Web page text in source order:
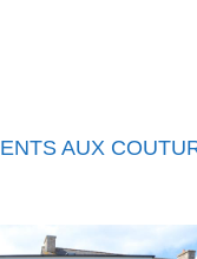
AUX